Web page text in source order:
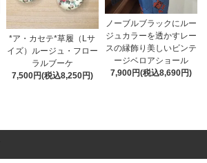
*ア・カセテ*草履（Lサ
イズ）ルージュ・フロー
ラルブーケ
7,500円(税込8,250円)
ノーブルブラックにルー
ジュカラーを透かすレー
スの縁飾り美しいビンテ
ージベロアショール
7,900円(税込8,690円)